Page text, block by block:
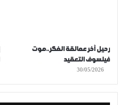
رحيل آخر عمالقة الفكر..موت
فيلسوف التعقيد
30/05/2026